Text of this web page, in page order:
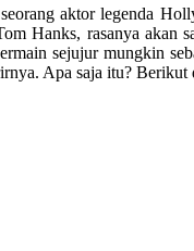
aktor legenda
Hanks, rasanya akan
sejujur mungkin
Apa saja itu? Berikut